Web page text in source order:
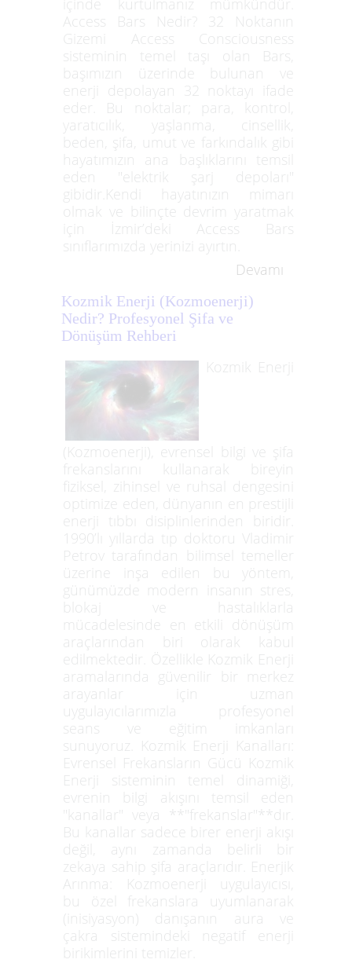
içinde kurtulmanız mümkündür.
Access Bars Nedir? 32 Noktanın
Gizemi Access Consciousness
sisteminin temel taşı olan Bars,
başımızın üzerinde bulunan ve
enerji depolayan 32 noktayı ifade
eder. Bu noktalar; para, kontrol,
yaratıcılık, yaşlanma, cinsellik,
beden, şifa, umut ve farkındalık gibi
hayatımızın ana başlıklarını temsil
eden "elektrik şarj depoları"
gibidir.Kendi hayatınızın mimarı
olmak ve bilinçte devrim yaratmak
için İzmir’deki Access Bars
sınıflarımızda yerinizi ayırtın.
Devamı
Kozmik Enerji (Kozmoenerji)
Nedir? Profesyonel Şifa ve
Dönüşüm Rehberi
Kozmik Enerji
(Kozmoenerji), evrensel bilgi ve şifa
frekanslarını kullanarak bireyin
fiziksel, zihinsel ve ruhsal dengesini
optimize eden, dünyanın en prestijli
enerji tıbbı disiplinlerinden biridir.
1990’lı yıllarda tıp doktoru Vladimir
Petrov tarafından bilimsel temeller
üzerine inşa edilen bu yöntem,
günümüzde modern insanın stres,
blokaj ve hastalıklarla
mücadelesinde en etkili dönüşüm
araçlarından biri olarak kabul
edilmektedir. Özellikle Kozmik Enerji
aramalarında güvenilir bir merkez
arayanlar için uzman
uygulayıcılarımızla profesyonel
seans ve eğitim imkanları
sunuyoruz. Kozmik Enerji Kanalları:
Evrensel Frekansların Gücü Kozmik
Enerji sisteminin temel dinamiği,
evrenin bilgi akışını temsil eden
"kanallar" veya **"frekanslar"**dır.
Bu kanallar sadece birer enerji akışı
değil, aynı zamanda belirli bir
zekaya sahip şifa araçlarıdır. Enerjik
Arınma: Kozmoenerji uygulayıcısı,
bu özel frekanslara uyumlanarak
(inisiyasyon) danışanın aura ve
çakra sistemindeki negatif enerji
birikimlerini temizler.